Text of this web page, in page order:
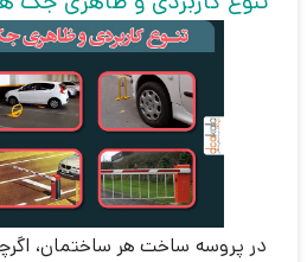
در پروسه ساخت هر ساختمان،